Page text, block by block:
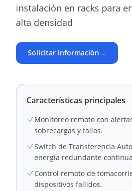
instalación en racks para
alta densidad
Solicitar información→
Características principales
Monitoreo remoto con
sobrecargas y fallos.
Switch de Transferencia
energía redundante
Control remoto de
dispositivos fallidos.